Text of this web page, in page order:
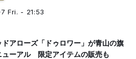
Fri. - 21:53
ドアローズ「ドゥロワー」が青山の旗
ューアル 限定アイテムの販売も